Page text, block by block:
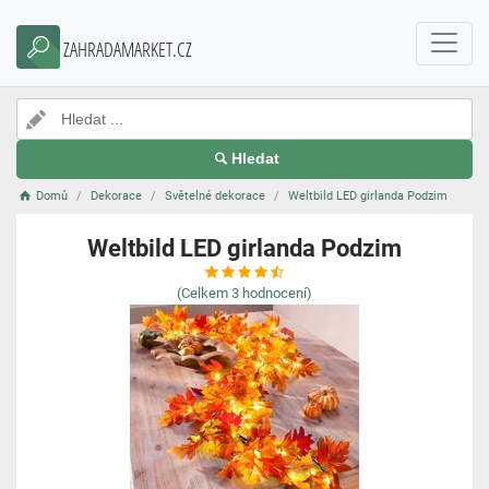
ZAHRADAMARKET.CZ
Hledat
Domů Dekorace Světelné dekorace Weltbild LED girlanda Podzim
Weltbild LED girlanda Podzim
(Celkem 3 hodnocení)